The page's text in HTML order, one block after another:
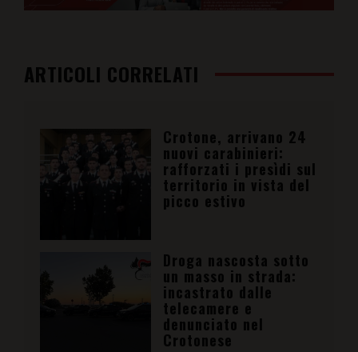
ARTICOLI CORRELATI
Crotone, arrivano 24
nuovi carabinieri:
rafforzati i presìdi sul
territorio in vista del
picco estivo
Droga nascosta sotto
un masso in strada:
incastrato dalle
telecamere e
denunciato nel
Crotonese